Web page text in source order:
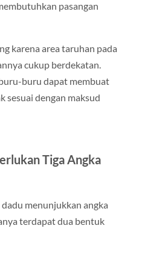
pasangan
karena area taruhan pada
cukup berdekatan.
buru dapat membuat
sesuai dengan maksud
Tiga Angka
menunjukkan angka
terdapat dua bentuk